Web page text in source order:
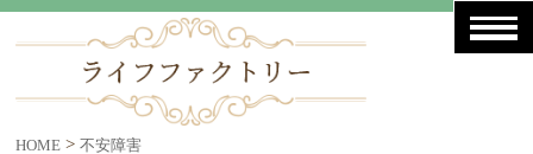
HOME >不安障害